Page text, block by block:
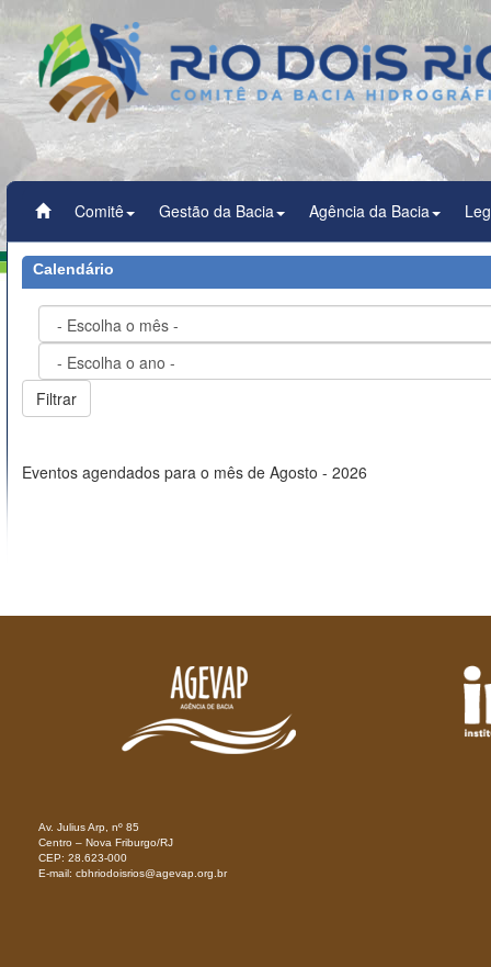
Comitê Gestão da Bacia Agência da Bacia
Calendário
Eventos agendados para o mês de Agosto - 2026
Av. Julius Arp, nº 85
Centro – Nova Friburgo/RJ
CEP: 28.623-000
E-mail: cbhriodoisrios@agevap.org.br